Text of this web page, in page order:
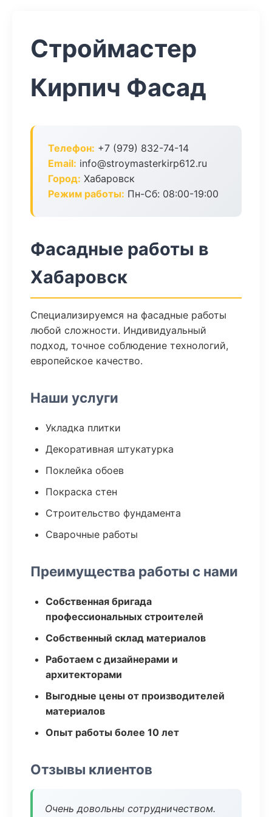
Строймастер
Кирпич Фасад
Телефон: +7 (979) 832-74-14
Email: info@stroymasterkirp612.ru
Город: Хабаровск
Режим работы: Пн-Сб: 08:00-19:00
Фасадные работы в
Хабаровск
Специализируемся на фасадные работы
любой сложности. Индивидуальный
подход, точное соблюдение технологий,
европейское качество.
Наши услуги
Укладка плитки
Декоративная штукатурка
Поклейка обоев
Покраска стен
Строительство фундамента
Сварочные работы
Преимущества работы с нами
Собственная бригада
профессиональных строителей
Собственный склад материалов
Работаем с дизайнерами и
архитекторами
Выгодные цены от производителей
материалов
Опыт работы более 10 лет
Отзывы клиентов
Очень довольны сотрудничеством.